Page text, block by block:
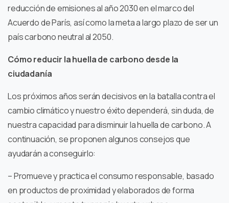
reducción de emisiones al año 2030 en el marco del
Acuerdo de París, así como la meta a largo plazo de ser un
país carbono neutral al 2050.
Cómo reducir la huella de carbono desde la
ciudadanía
Los próximos años serán decisivos en la batalla contra el
cambio climático y nuestro éxito dependerá, sin duda, de
nuestra capacidad para disminuir la huella de carbono. A
continuación, se proponen algunos consejos que
ayudarán a conseguirlo:
– Promueve y practica el consumo responsable, basado
en productos de proximidad y elaborados de forma